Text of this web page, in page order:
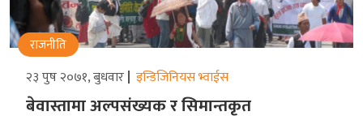
राजनीति
२३ पुष २०७१, बुधवार इन्डिजिनियस भ्वाईस
बेवास्तामा अल्पसंख्यक र सिमान्तकृत